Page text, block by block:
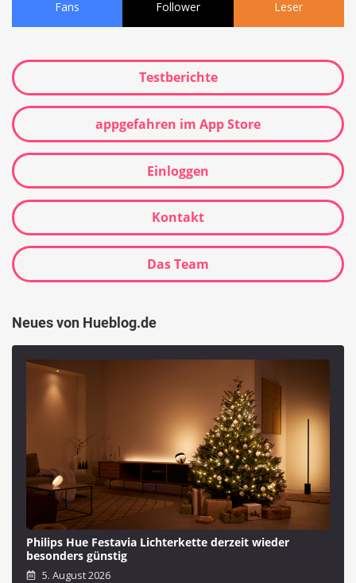
Fans Follower Leser
Testberichte
appgefahren im App Store
Einloggen
Kontakt
Das Team
Neues von Hueblog.de
Philips Hue Festavia Lichterkette derzeit wieder
besonders günstig
5. August 2026